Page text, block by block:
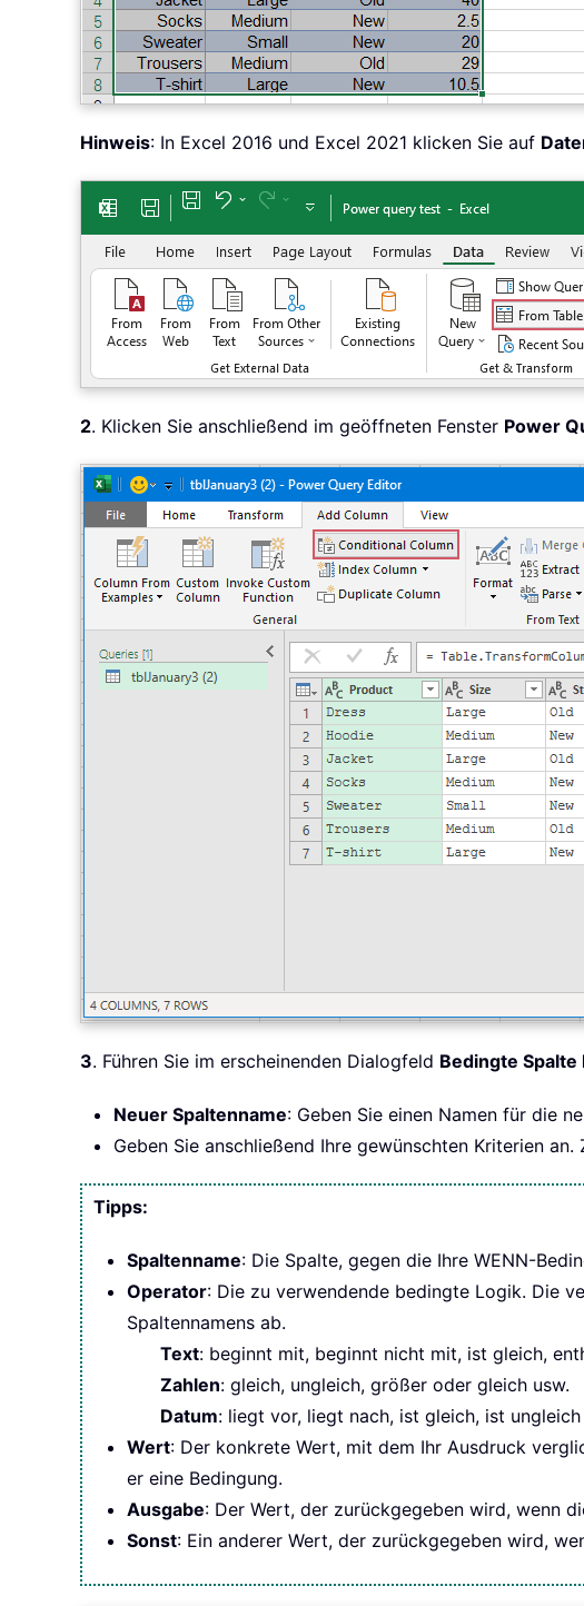
Hinweis: In Excel 2016 und Excel 2021 klicken Sie auf
2. Klicken Sie anschließend im geöffneten Fenster Power
3. Führen Sie im erscheinenden Dialogfeld Bedingte
Neuer Spaltenname: Geben Sie einen Namen für die
Geben Sie anschließend Ihre gewünschten Kriterien an.
Tipps:
Spaltenname: Die Spalte, gegen die Ihre WENN-
Operator: Die zu verwendende bedingte Logik. Die
Spaltennamens ab.
Text: beginnt mit, beginnt nicht mit, ist gleich,
Zahlen: gleich, ungleich, größer oder gleich usw.
Datum: liegt vor, liegt nach, ist gleich, ist ungleich
Wert: Der konkrete Wert, mit dem Ihr Ausdruck
er eine Bedingung.
Ausgabe: Der Wert, der zurückgegeben wird, wenn
Sonst: Ein anderer Wert, der zurückgegeben wird,